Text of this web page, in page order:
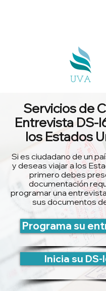
Servicios de
Entrevista DS-
los Estados
Si es ciudadano de un
y deseas viajar a los
primero debes
documentación
programar una
sus documentos
Programa su
Inicia su DS-